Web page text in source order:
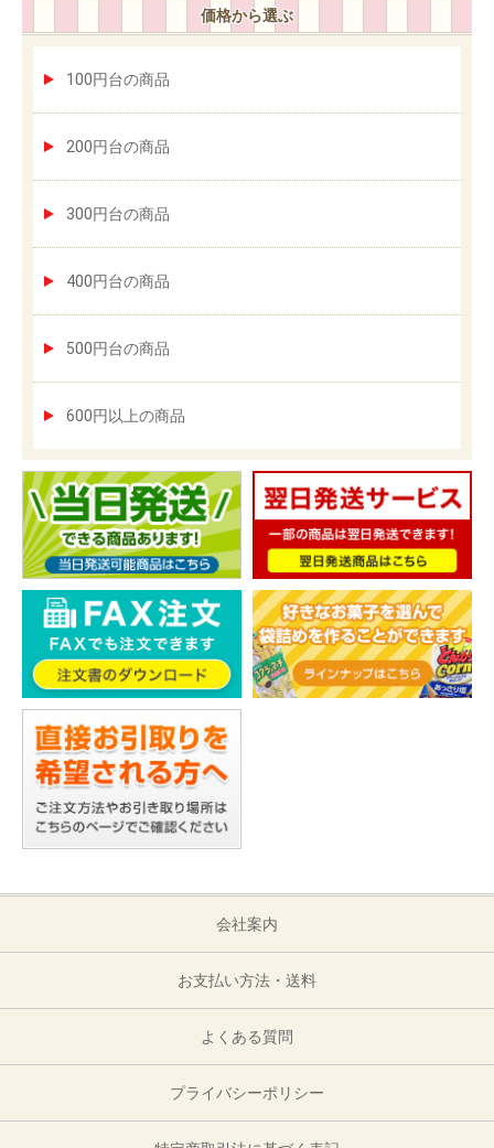
価格から選ぶ
100円台の商品
200円台の商品
300円台の商品
400円台の商品
500円台の商品
600円以上の商品
会社案内
お支払い方法・送料
よくある質問
プライバシーポリシー